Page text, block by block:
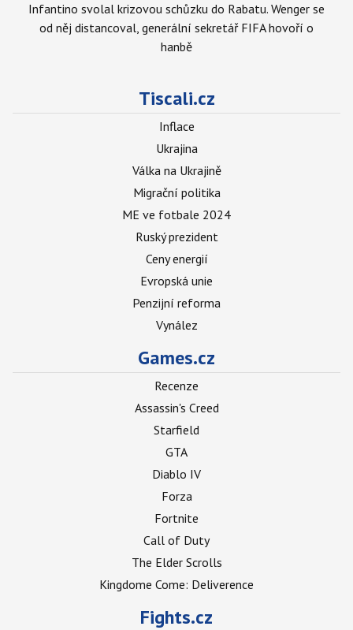
Infantino svolal krizovou schůzku do Rabatu. Wenger se
od něj distancoval, generální sekretář FIFA hovoří o
hanbě
Tiscali.cz
Inflace
Ukrajina
Válka na Ukrajině
Migrační politika
ME ve fotbale 2024
Ruský prezident
Ceny energií
Evropská unie
Penzijní reforma
Vynález
Games.cz
Recenze
Assassin's Creed
Starfield
GTA
Diablo IV
Forza
Fortnite
Call of Duty
The Elder Scrolls
Kingdome Come: Deliverence
Fights.cz